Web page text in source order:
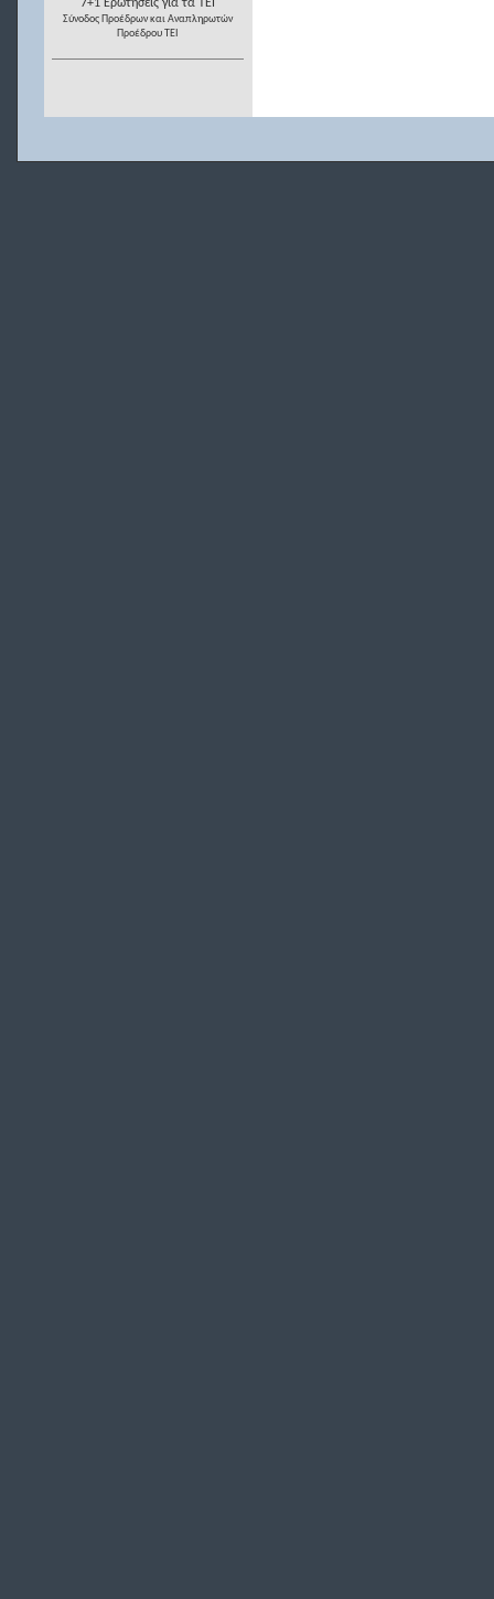
7+1 Ερωτήσεις για τα ΤΕΙ
Σύνοδος Προέδρων και Αναπληρωτών
Προέδρου ΤΕΙ